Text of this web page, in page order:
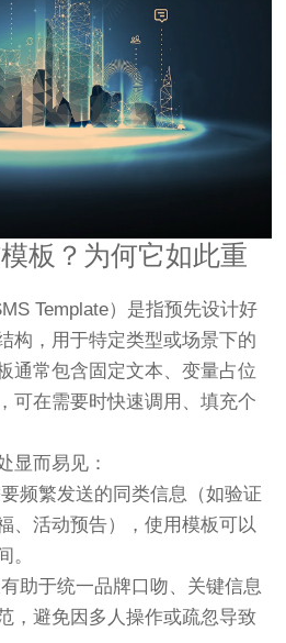
板？为何它如此重
Template）是指预先设计好
构，用于特定类型或场景下的
通常包含固定文本、变量占位
可在需要时快速调用、填充个
显而易见：
频繁发送的同类信息（如验证
、活动预告），使用模板可以
。
助于统一品牌口吻、关键信息
，避免因多人操作或疏忽导致